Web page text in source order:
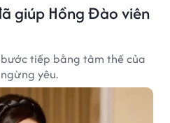
giúp Hồng Đào viên
tiếp bằng tâm thế của
yêu.